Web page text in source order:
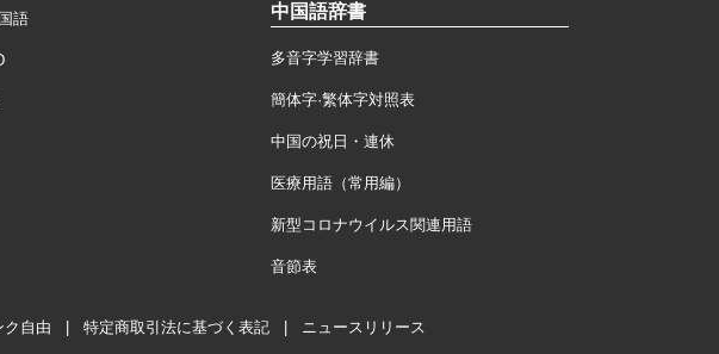
語 中国語辞書
多音字学習辞書
簡体字·繁体字対照表
中国の祝日・連休
医療用語（常用編）
新型コロナウイルス関連用語
音節表
ク自由 特定商取引法に基づく表記 ニュースリリース